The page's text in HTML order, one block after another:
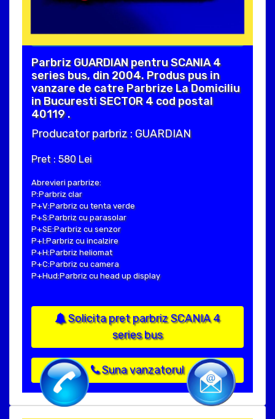
Parbriz GUARDIAN pentru SCANIA 4
series bus, din 2004. Produs pus in
vanzare de catre Parbrize La Domiciliu
in Bucuresti SECTOR 4 cod postal
40119 .
Producator parbriz : GUARDIAN
Pret : 580 Lei
Abrevieri parbrize:
P:Parbriz clar
P+V:Parbriz cu tenta verde
P+S:Parbriz cu parasolar
P+SE:Parbriz cu senzor
P+I:Parbriz cu incalzire
P+H:Parbriz heliomat
P+C:Parbriz cu camera
P+Hud:Parbriz cu head up display
Solicita pret parbriz SCANIA 4
series bus
Suna vanzatorul